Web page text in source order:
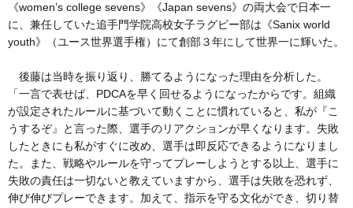
《women’s college sevens》《Japan sevens》の両大会で日本一
に、兼任していた追手門学院高校女子ラグビー部は《Sanix world
youth》（ユース世界選手権）にて創部３年にして世界一に輝いた。
後藤は当時を振り返り、勝てるようになった理由を分析した。
「一言で表せば、PDCAを早く回せるようになったからです。組織
が設定されたルールに基づいて動くことに慣れていると、私が『こ
うするぞ』と言った際、選手のリアクションが早くなります。失敗
したときにも私がすぐに改め、選手は即反応できるようになりまし
た。また、戦略やルールを守ってプレーしようとする以上、選手に
失敗の責任は一切ないと教えていますから、選手は失敗を恐れず、
伸び伸びプレーできます。加えて、指示を守る文化ができ、切り替